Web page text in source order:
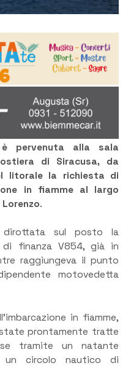
pervenuta alla sala
di Siracusa, da
litorale la richiesta di
in fiamme al largo
.
dirottata sul posto la
di finanza V854, già in
raggiungeva il punto
motovedetta
in fiamme,
prontamente tratte
tramite un natante
circolo nautico di